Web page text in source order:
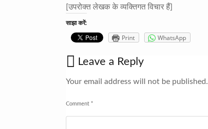
[उपरोक्त लेखक के व्यक्तिगत विचार हैं]
साझा करें:
Print WhatsApp
Leave a Reply
Your email address will not be published.
Comment *